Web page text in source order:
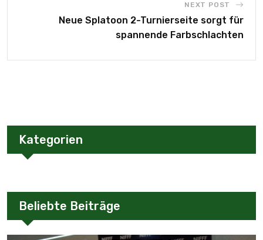
NEXT POST
Neue Splatoon 2-Turnierseite sorgt für
spannende Farbschlachten
Kategorien
Beliebte Beiträge